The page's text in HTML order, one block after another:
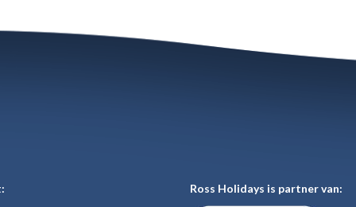
Ross Holidays is partner van: